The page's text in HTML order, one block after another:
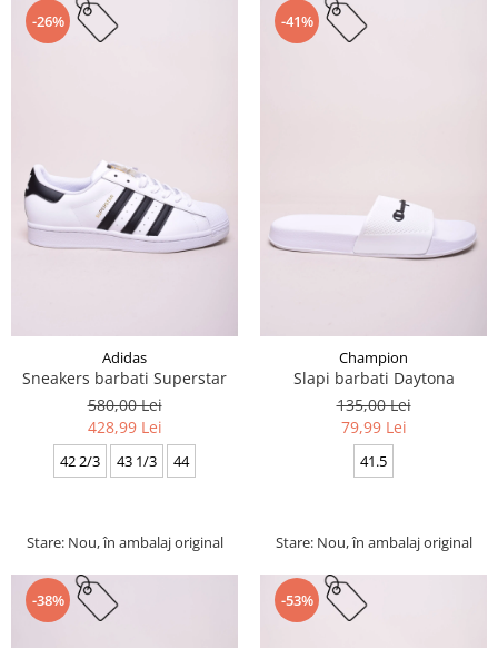
-26%
Adidas
Sneakers barbati Superstar
580,00 Lei
428,99 Lei
42 2/3 43 1/3 44
Stare: Nou, în ambalaj original
-41%
Champion
Slapi barbati Daytona
135,00 Lei
79,99 Lei
41.5
Stare: Nou, în ambalaj original
-38% -53%